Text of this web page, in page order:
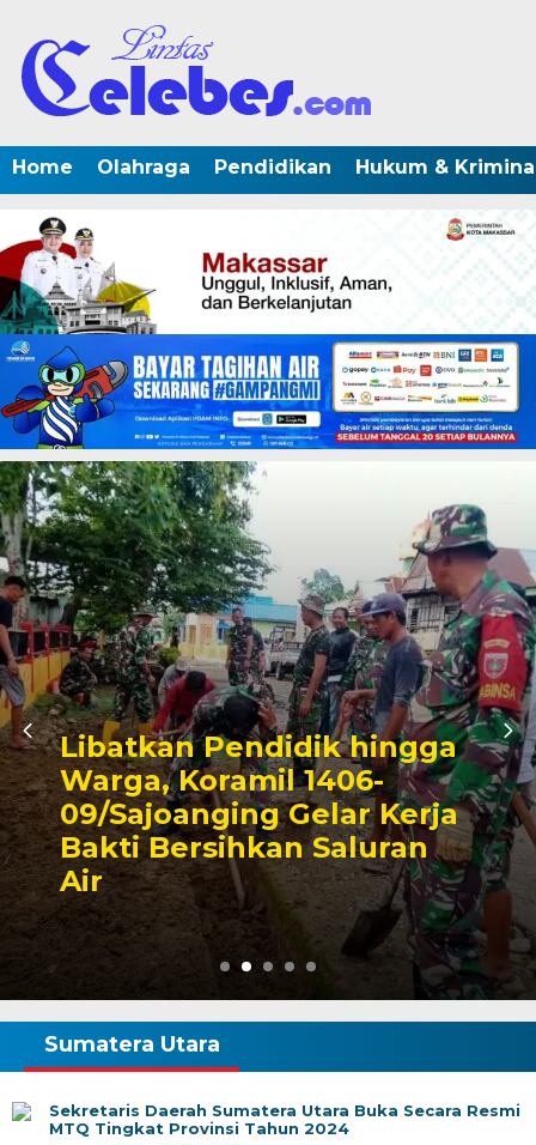
Home Olahraga Pendidikan Hukum &
Triwulan II 2026,
Pendapatan
Capai 49 Persen,
Rp130 Miliar
Sumatera Utara
Sekretaris Daerah Sumatera Utara Buka Secara Resmi
MTQ Tingkat Provinsi Tahun 2024